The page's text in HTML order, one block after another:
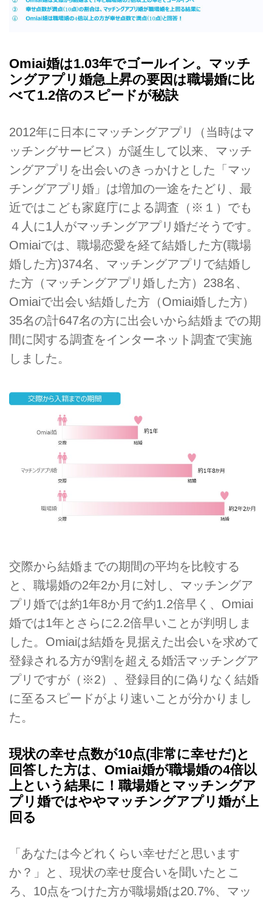
Omiai婚は1.03年でゴールイン。マッチ
ングアプリ婚急上昇の要因は職場婚に比
べて1.2倍のスピードが秘訣
2012年に日本にマッチングアプリ（当時はマ
ッチングサービス）が誕生して以来、マッチ
ングアプリを出会いのきっかけとした「マッ
チングアプリ婚」は増加の一途をたどり、最
近ではこども家庭庁による調査（※１）でも
４人に1人がマッチングアプリ婚だそうです。
Omiaiでは、職場恋愛を経て結婚した方(職場
婚した方)374名、マッチングアプリで結婚し
た方（マッチングアプリ婚した方）238名、
Omiaiで出会い結婚した方（Omiai婚した方）
35名の計647名の方に出会いから結婚までの期
間に関する調査をインターネット調査で実施
しました。
交際から結婚までの期間の平均を比較する
と、職場婚の2年2か月に対し、マッチングア
プリ婚では約1年8か月で約1.2倍早く、Omiai
婚では1年とさらに2.2倍早いことが判明しま
した。Omiaiは結婚を見据えた出会いを求めて
登録される方が9割を超える婚活マッチングア
プリですが（※2）、登録目的に偽りなく結婚
に至るスピードがより速いことが分かりまし
た。
現状の幸せ点数が10点(非常に幸せだ)と
回答した方は、Omiai婚が職場婚の4倍以
上という結果に！職場婚とマッチングア
プリ婚ではややマッチングアプリ婚が上
回る
「あなたは今どれくらい幸せだと思います
か？」と、現状の幸せ度合いを聞いたとこ
ろ、10点をつけた方が職場婚は20.7%、マッ